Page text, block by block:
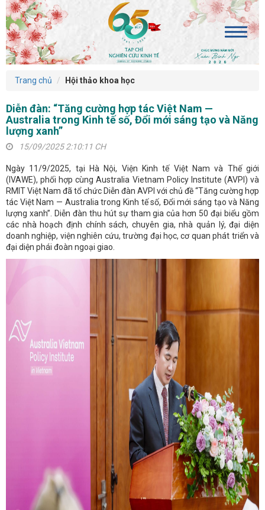
Trang chủ Hội thảo khoa học
Diễn đàn: “Tăng cường hợp tác Việt Nam —
Australia trong Kinh tế số, Đổi mới sáng tạo và Năng
lượng xanh”
15/09/2025 2:10:11 CH
Ngày 11/9/2025, tại Hà Nội, Viện Kinh tế Việt Nam và Thế giới
(IVAWE), phối hợp cùng Australia Vietnam Policy Institute (AVPI) và
RMIT Việt Nam đã tổ chức Diễn đàn AVPI với chủ đề “Tăng cường hợp
tác Việt Nam — Australia trong Kinh tế số, Đổi mới sáng tạo và Năng
lượng xanh”. Diễn đàn thu hút sự tham gia của hơn 50 đại biểu gồm
các nhà hoạch định chính sách, chuyên gia, nhà quản lý, đại diện
doanh nghiệp, viện nghiên cứu, trường đại học, cơ quan phát triển và
đại diện phái đoàn ngoại giao.